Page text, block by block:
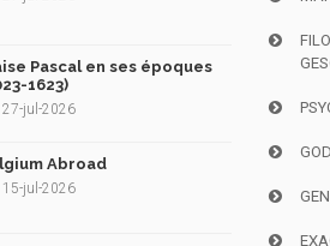
Pascal en ses époques
1623)
27-jul-2026
Abroad
15-jul-2026